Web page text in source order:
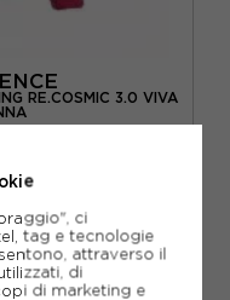
RE.COSMIC 3.0 VIVA
ci
tag e tecnologie
attraverso il
di
di marketing e